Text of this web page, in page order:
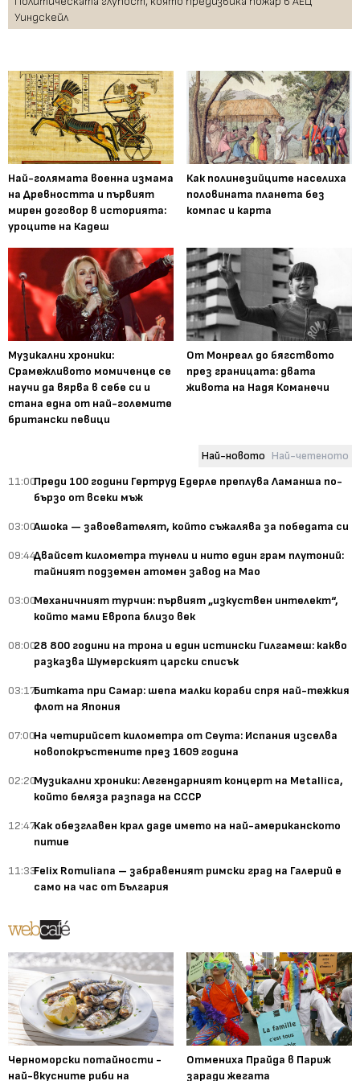
Уиндскейл
Най-голямата военна измама
на Древността и първият
мирен договор в историята:
уроците на Кадеш
Как полинезийците населиха
половината планета без
компас и карта
Музикални хроники:
Срамежливото момиченце се
научи да вярва в себе си и
стана една от най-големите
британски певици
От Монреал до бягството
през границата: двата
живота на Надя Команечи
Най-новото Най-четеното
11:00Преди 100 години Гертруд Едерле преплува Ламанша по-
бързо от всеки мъж
03:00Ашока — завоевателят, който съжалява за победата си
09:44Двайсет километра тунели и нито един грам плутоний:
тайният подземен атомен завод на Мао
03:00Механичният турчин: първият „изкуствен интелект“,
който мами Европа близо век
08:0028 800 години на трона и един истински Гилгамеш: какво
разказва Шумерският царски списък
03:17Битката при Самар: шепа малки кораби спря най-тежкия
флот на Япония
07:00На четирийсет километра от Сеута: Испания изселва
новопокръстените през 1609 година
02:20Музикални хроники: Легендарният концерт на Metallica,
който беляза разпада на СССР
12:47Как обезглавен крал даде името на най-американското
питие
11:33Felix Romuliana – забравеният римски град на Галерий е
само на час от България
Черноморски потайности -
най-вкусните риби на
Отмениха Прайда в Париж
заради жегата